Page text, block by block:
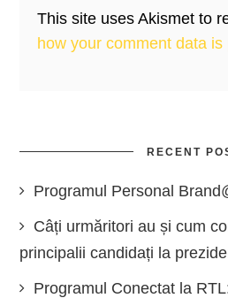
This site uses Akismet to
how your comment data is
RECENT
Programul Personal
Câți urmăritori au și cum
principalii candidați la
Programul Conectat la